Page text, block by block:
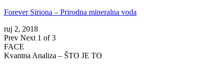
Forever Siriona – Prirodna mineralna voda
ruj 2, 2018
Prev Next 1 of 3
FACE
Kvantna Analiza – ŠTO JE TO